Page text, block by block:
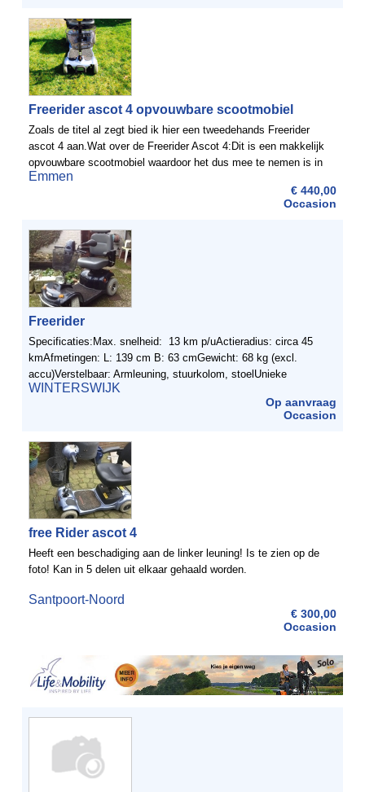
Freerider ascot 4 opvouwbare scootmobiel
Zoals de titel al zegt bied ik hier een tweedehands Freerider
ascot 4 aan.Wat over de Freerider Ascot 4:Dit is een makkelijk
opvouwbare scootmobiel waardoor het dus mee te nemen is in
onderandere te auto. De scootmobiel kan zelfs ...
Emmen
€ 440,00
Occasion
Freerider
Specificaties:Max. snelheid: 13 km p/uActieradius: circa 45
kmAfmetingen: L: 139 cm B: 63 cmGewicht: 68 kg (excl.
accu)Verstelbaar: Armleuning, stuurkolom, stoelUnieke
kenmerken:- 4 wielen: stabiel en veilig- Standaard wielvering ...
WINTERSWIJK
Op aanvraag
Occasion
free Rider ascot 4
Heeft een beschadiging aan de linker leuning! Is te zien op de
foto! Kan in 5 delen uit elkaar gehaald worden.
Santpoort-Noord
€ 300,00
Occasion